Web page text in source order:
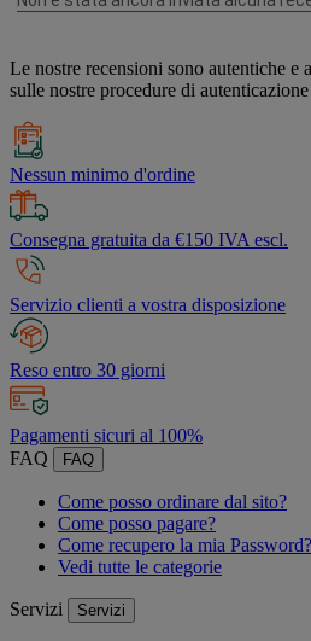
Le nostre recensioni sono autentiche e
sulle nostre procedure di
Nessun minimo d'ordine
Consegna gratuita da €150 IVA escl.
Servizio clienti a vostra disposizione
Reso entro 30 giorni
Pagamenti sicuri al 100%
FAQ
FAQ
Come posso ordinare dal sito?
Come posso pagare?
Come recupero la mia Password?
Vedi tutte le categorie
Servizi Servizi